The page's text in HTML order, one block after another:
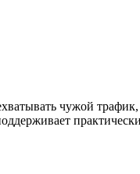
чужой